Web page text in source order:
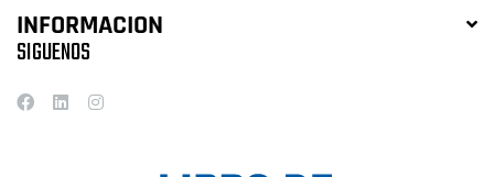
INFORMACION
SIGUENOS